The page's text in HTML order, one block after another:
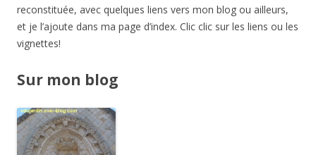
reconstituée, avec quelques liens vers mon blog ou ailleurs,
et je l’ajoute dans ma page d’index. Clic clic sur les liens ou les
vignettes!
Sur mon blog